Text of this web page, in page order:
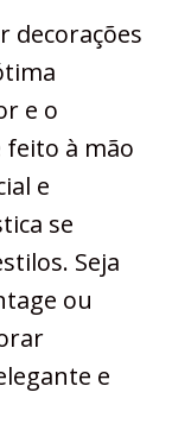
decorações
e o
feito à mão
e
se
Seja
ou
e